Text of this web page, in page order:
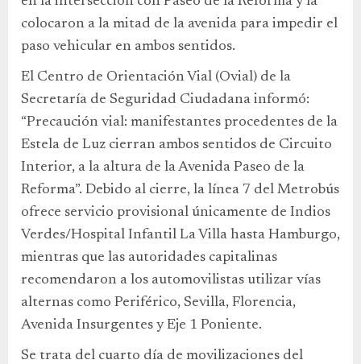
colocaron a la mitad de la avenida para impedir el
paso vehicular en ambos sentidos.
El Centro de Orientación Vial (Ovial) de la
Secretaría de Seguridad Ciudadana informó:
“Precaución vial: manifestantes procedentes de la
Estela de Luz cierran ambos sentidos de Circuito
Interior, a la altura de la Avenida Paseo de la
Reforma”. Debido al cierre, la línea 7 del Metrobús
ofrece servicio provisional únicamente de Indios
Verdes/Hospital Infantil La Villa hasta Hamburgo,
mientras que las autoridades capitalinas
recomendaron a los automovilistas utilizar vías
alternas como Periférico, Sevilla, Florencia,
Avenida Insurgentes y Eje 1 Poniente.
Se trata del cuarto día de movilizaciones del